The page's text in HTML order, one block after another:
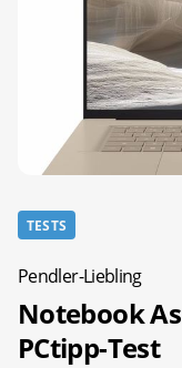
TESTS
Pendler-Liebling
Notebook
PCtipp-Test